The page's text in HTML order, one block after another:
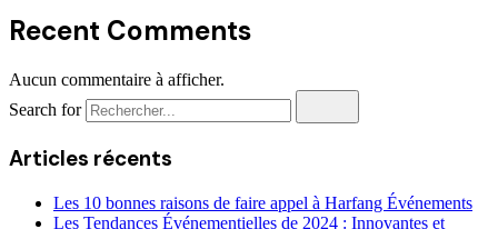
Recent Comments
Aucun commentaire à afficher.
Search for
Articles récents
Les 10 bonnes raisons de faire appel à Harfang Événements
Les Tendances Événementielles de 2024 : Innovantes et